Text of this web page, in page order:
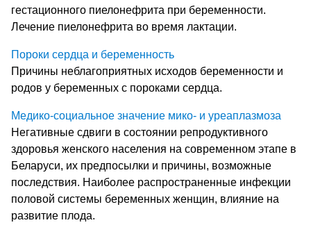
гестационного пиелонефрита при беременности.
Лечение пиелонефрита во время лактации.
Пороки сердца и беременность
Причины неблагоприятных исходов беременности и
родов у беременных с пороками сердца.
Медико-социальное значение мико- и уреаплазмоза
Негативные сдвиги в состоянии репродуктивного
здоровья женского населения на современном этапе в
Беларуси, их предпосылки и причины, возможные
последствия. Наиболее распространенные инфекции
половой системы беременных женщин, влияние на
развитие плода.